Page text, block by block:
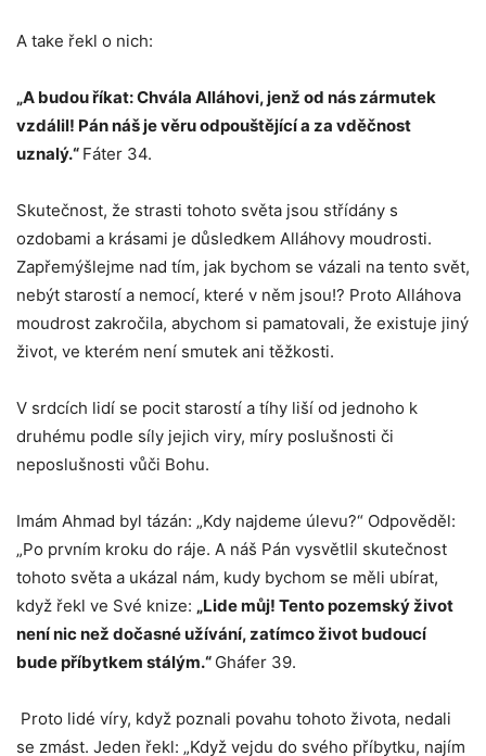
A take řekl o nich:
„A budou říkat: Chvála Alláhovi, jenž od nás zármutek
vzdálil! Pán náš je věru odpouštějící a za vděčnost
uznalý.“ Fáter 34.
Skutečnost, že strasti tohoto světa jsou střídány s
ozdobami a krásami je důsledkem Alláhovy moudrosti.
Zapřemýšlejme nad tím, jak bychom se vázali na tento svět,
nebýt starostí a nemocí, které v něm jsou!? Proto Alláhova
moudrost zakročila, abychom si pamatovali, že existuje jiný
život, ve kterém není smutek ani těžkosti.
V srdcích lidí se pocit starostí a tíhy liší od jednoho k
druhému podle síly jejich viry, míry poslušnosti či
neposlušnosti vůči Bohu.
Imám Ahmad byl tázán: „Kdy najdeme úlevu?“ Odpověděl:
„Po prvním kroku do ráje. A náš Pán vysvětlil skutečnost
tohoto světa a ukázal nám, kudy bychom se měli ubírat,
když řekl ve Své knize: „Lide můj! Tento pozemský život
není nic než dočasné užívání, zatímco život budoucí
bude příbytkem stálým.“ Gháfer 39.
Proto lidé víry, když poznali povahu tohoto života, nedali
se zmást. Jeden řekl: „Když vejdu do svého příbytku, najím